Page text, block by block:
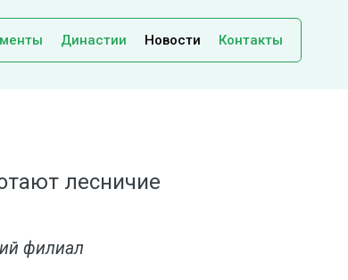
Династии Новости Контакты
лесничие
филиал